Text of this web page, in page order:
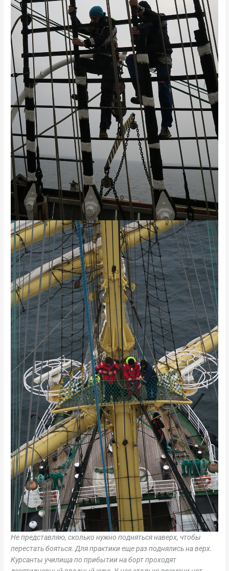
Не представляю, сколько нужно подняться наверх, чтобы
перестать бояться. Для практики еще раз поднялись на верх.
Курсанты училища по прибытии на борт проходят